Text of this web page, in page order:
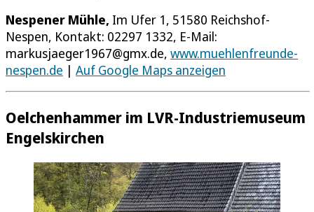
Nespener Mühle, Im Ufer 1, 51580 Reichshof-
Nespen, Kontakt: 02297 1332, E-Mail:
markusjaeger1967@gmx.de, www.muehlenfreunde-
nespen.de | Auf Google Maps anzeigen
Oelchenhammer im LVR-Industriemuseum
Engelskirchen